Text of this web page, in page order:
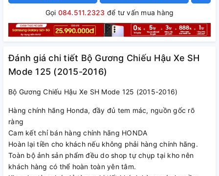
Gọi 084.511.2323 để tư vấn mua hàng
Đánh giá chi tiết Bộ Gương Chiếu Hậu Xe SH
Mode 125 (2015-2016)
Bộ Gương Chiếu Hậu Xe SH Mode 125 (2015-2016)
Hàng chính hãng Honda, đầy đủ tem mác, nguồn gốc rõ
ràng
Cam kết chỉ bán hàng chính hãng HONDA
Hoàn lại tiền cho khách nếu không phải hàng chính hãng.
Toàn bộ ảnh sản phẩm đều do shop tự chụp tại kho nên
khách hàng có thể hoàn toàn yên tâm.